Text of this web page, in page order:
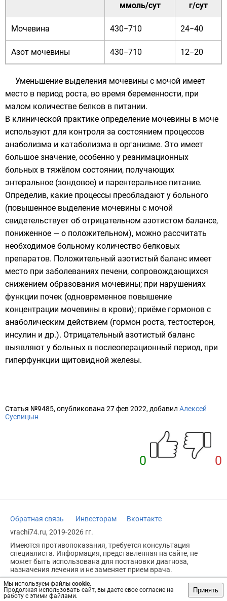
Мы используем файлы cookie.
Продолжая использовать сайт, вы даете свое согласие на
работу с этими файлами.
Принять
ммоль/сут г/сут
Мочевина 430−710 24−40
Азот мочевины 430−710 12−20
Уменьшение выделения мочевины с мочой имеет
место в период роста, во время беременности, при
малом количестве белков в питании.
В клинической практике определение мочевины в моче
используют для контроля за состоянием процессов
анаболизма и катаболизма в организме. Это имеет
большое значение, особенно у реанимационных
больных в тяжёлом состоянии, получающих
энтеральное (зондовое) и парентеральное питание.
Определив, какие процессы преобладают у больного
(повышенное выделение мочевины с мочой
свидетельствует об отрицательном азотистом балансе,
пониженное — о положительном), можно рассчитать
необходимое больному количество белковых
препаратов. Положительный азотистый баланс имеет
место при заболеваниях печени, сопровождающихся
снижением образования мочевины; при нарушениях
функции почек (одновременное повышение
концентрации мочевины в крови); приёме гормонов с
анаболическим действием (гормон роста, тестостерон,
инсулин и др.). Отрицательный азотистый баланс
выявляют у больных в послеоперационный период, при
гиперфункции щитовидной железы.
Статья №9485, опубликована 27 фев 2022, добавил Алексей
Суспицын
0 0
Обратная связь Инвесторам
Вконтакте
vrachi74.ru, 2019-2026 гг.
Имеются противопоказания, требуется консультация
специалиста. Информация, представленная на сайте, не
может быть использована для постановки диагноза,
назначения лечения и не заменяет прием врача.
Возрастное ограничение: 18+